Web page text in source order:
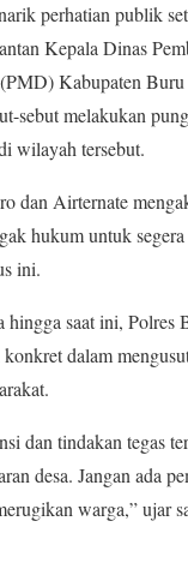
perhatian publik
Kepala Dinas
Kabupaten
sebut melakukan
wilayah tersebut.
dan Airternate
hukum untuk
ini.
saat ini, Polres
dalam
dan tindakan tegas
desa. Jangan ada
warga,” ujar